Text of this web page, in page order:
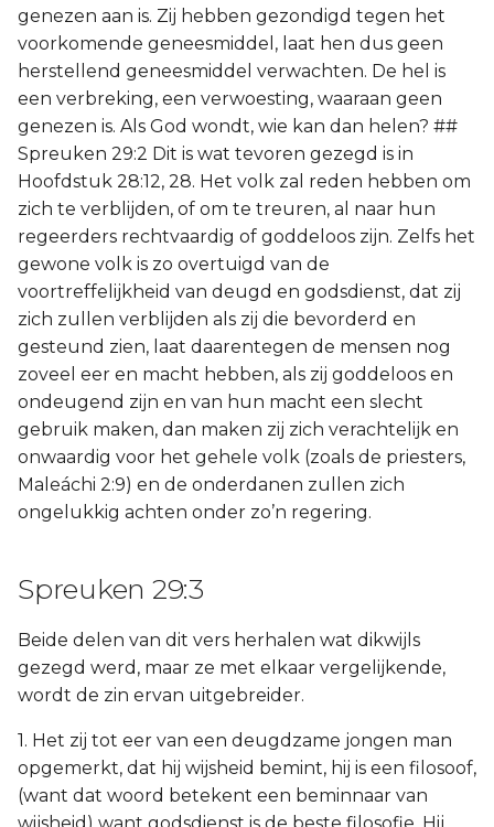
genezen aan is. Zij hebben gezondigd tegen het
voorkomende geneesmiddel, laat hen dus geen
herstellend geneesmiddel verwachten. De hel is
een verbreking, een verwoesting, waaraan geen
genezen is. Als God wondt, wie kan dan helen? ##
Spreuken 29:2 Dit is wat tevoren gezegd is in
Hoofdstuk 28:12, 28. Het volk zal reden hebben om
zich te verblijden, of om te treuren, al naar hun
regeerders rechtvaardig of goddeloos zijn. Zelfs het
gewone volk is zo overtuigd van de
voortreffelijkheid van deugd en godsdienst, dat zij
zich zullen verblijden als zij die bevorderd en
gesteund zien, laat daarentegen de mensen nog
zoveel eer en macht hebben, als zij goddeloos en
ondeugend zijn en van hun macht een slecht
gebruik maken, dan maken zij zich verachtelijk en
onwaardig voor het gehele volk (zoals de priesters,
Maleáchi 2:9) en de onderdanen zullen zich
ongelukkig achten onder zo’n regering.
Spreuken 29:3
Beide delen van dit vers herhalen wat dikwijls
gezegd werd, maar ze met elkaar vergelijkende,
wordt de zin ervan uitgebreider.
1. Het zij tot eer van een deugdzame jongen man
opgemerkt, dat hij wijsheid bemint, hij is een filosoof,
(want dat woord betekent een beminnaar van